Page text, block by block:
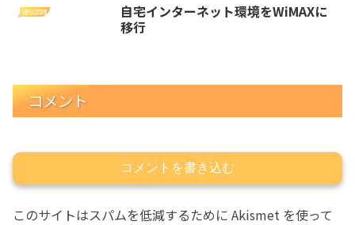
通信回線
自宅インターネット環境をWiMAXに
移行
コメント
コメントを書き込む
このサイトはスパムを低減するために Akismet を使って